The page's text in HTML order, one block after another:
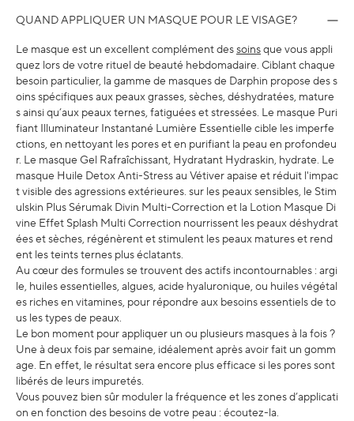
QUAND APPLIQUER UN MASQUE POUR LE VISAGE?
Le masque est un excellent complément dessoinsque vous appli
quez lors de votre rituel de beauté hebdomadaire. Ciblant chaque
besoin particulier, la gamme de masques de Darphin propose des s
oins spécifiques aux peaux grasses, sèches, déshydratées, mature
s ainsi qu’aux peaux ternes, fatiguées et stressées. Le masque Puri
fiant Illuminateur Instantané Lumière Essentielle cible les imperfe
ctions, en nettoyant les pores et en purifiant la peau en profondeu
r. Le masque Gel Rafraîchissant, Hydratant Hydraskin, hydrate. Le
masque Huile Detox Anti-Stress au Vétiver apaise et réduit l'impac
t visible des agressions extérieures. sur les peaux sensibles, le Stim
ulskin Plus Sérumak Divin Multi-Correction et la Lotion Masque Di
vine Effet Splash Multi Correction nourrissent les peaux déshydrat
ées et sèches, régénèrent et stimulent les peaux matures et rend
ent les teints ternes plus éclatants.
Au cœur des formules se trouvent des actifs incontournables : argi
le, huiles essentielles, algues, acide hyaluronique, ou huiles végétal
es riches en vitamines, pour répondre aux besoins essentiels de to
us les types de peaux.
Le bon moment pour appliquer un ou plusieurs masques à la fois ?
Une à deux fois par semaine, idéalement après avoir fait un gomm
age. En effet, le résultat sera encore plus efficace si les pores sont
libérés de leurs impuretés.
Vous pouvez bien sûr moduler la fréquence et les zones d’applicati
on en fonction des besoins de votre peau : écoutez-la.